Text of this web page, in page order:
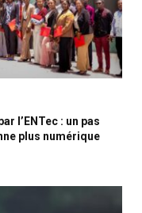
l’ENTec : un pas
plus numérique